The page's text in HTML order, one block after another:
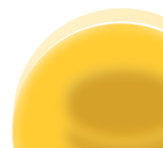
Staking
Yüksek getiri ve anında erişim